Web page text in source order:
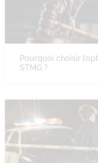
Pourquoi choisir
STMG ?